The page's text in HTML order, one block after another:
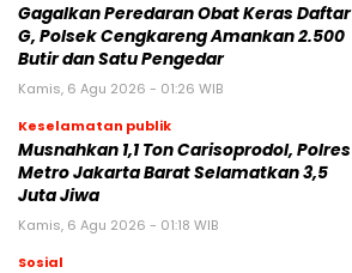
Gagalkan Peredaran Obat Keras Daftar
G, Polsek Cengkareng Amankan 2.500
Butir dan Satu Pengedar
Kamis, 6 Agu 2026 - 01:26 WIB
Keselamatan publik
Musnahkan 1,1 Ton Carisoprodol, Polres
Metro Jakarta Barat Selamatkan 3,5
Juta Jiwa
Kamis, 6 Agu 2026 - 01:18 WIB
Sosial